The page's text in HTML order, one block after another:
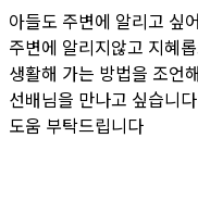
아들도 주변에 알리고 싶
주변에 알리지않고 지혜
생활해 가는 방법을 조언
선배님을 만나고 싶습니다
도움 부탁드립니다